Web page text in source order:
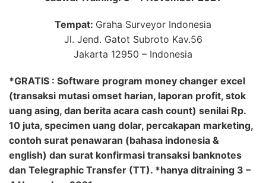
Tempat: Graha Surveyor Indonesia
Jl. Jend. Gatot Subroto Kav.56
Jakarta 12950 – Indonesia
*GRATIS : Software program money changer excel
(transaksi mutasi omset harian, laporan profit, stok
uang asing, dan berita acara cash count) senilai Rp.
10 juta, specimen uang dolar, percakapan marketing,
contoh surat penawaran (bahasa indonesia &
english) dan surat konfirmasi transaksi banknotes
dan Telegraphic Transfer (TT). *hanya ditraining 3 –